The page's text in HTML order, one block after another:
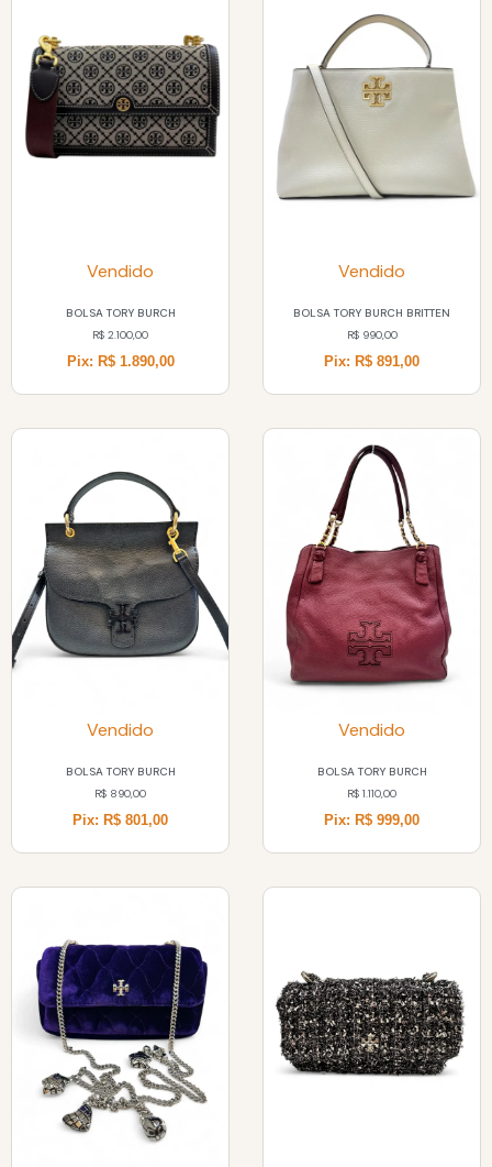
Vendido
BOLSA TORY BURCH
R$ 2.100,00
Pix: R$ 1.890,00
Vendido
BOLSA TORY BURCH BRITTEN
R$990,00
Pix: R$ 891,00
Vendido
BOLSA TORY BURCH
R$ 890,00
Pix: R$ 801,00
Vendido
BOLSA TORY BURCH
R$ 1.110,00
Pix: R$ 999,00